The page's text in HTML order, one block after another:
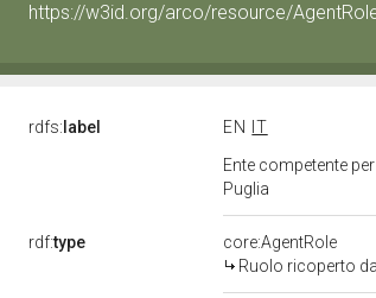
https://w3id.org/arco/resource/
rdfs: label EN
IT
Ente competente
Puglia
rdf:type
core:AgentRole
Ruolo ricoperto